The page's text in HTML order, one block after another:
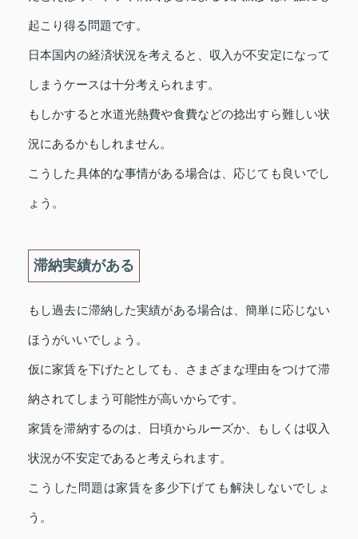
起こり得る問題です。
日本国内の経済状況を考えると、収入が不安定になって
しまうケースは十分考えられます。
もしかすると水道光熱費や食費などの捻出すら難しい状
況にあるかもしれません。
こうした具体的な事情がある場合は、応じても良いでし
ょう。
滞納実績がある
もし過去に滞納した実績がある場合は、簡単に応じない
ほうがいいでしょう。
仮に家賃を下げたとしても、さまざまな理由をつけて滞
納されてしまう可能性が高いからです。
家賃を滞納するのは、日頃からルーズか、もしくは収入
状況が不安定であると考えられます。
こうした問題は家賃を多少下げても解決しないでしょ
う。